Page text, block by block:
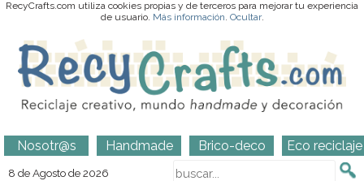
RecyCrafts.com utiliza cookies propias y de terceros para mejorar tu experiencia
de usuario. Más información. Ocultar.
Nosotr@s Handmade Brico-deco Eco reciclaje
8 de Agosto de 2026